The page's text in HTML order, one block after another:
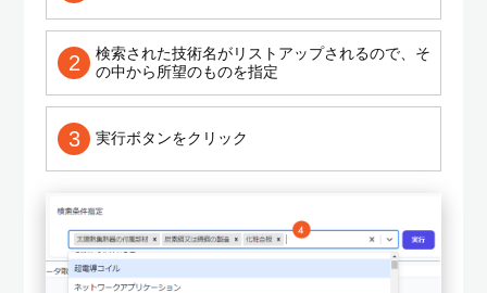
2
検索された技術名がリストアップされるので、そ
の中から所望のものを指定
3 実行ボタンをクリック